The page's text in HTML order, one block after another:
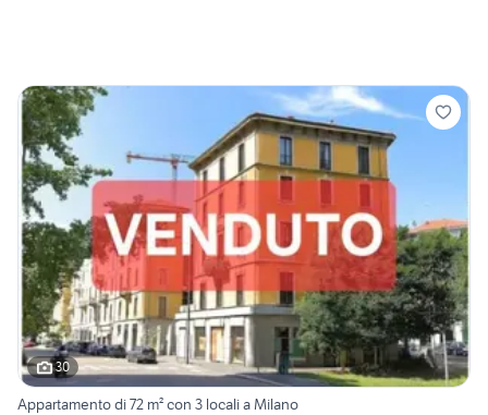
30
Appartamento di 72 m² con 3 locali a Milano